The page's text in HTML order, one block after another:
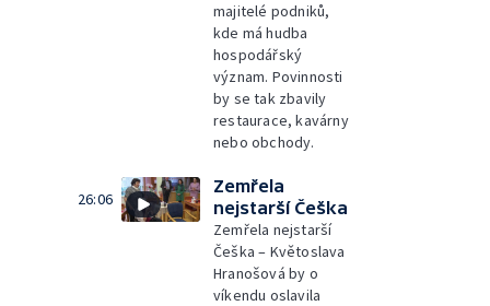
majitelé podniků,
kde má hudba
hospodářský
význam. Povinnosti
by se tak zbavily
restaurace, kavárny
nebo obchody.
26:06
Zemřela
nejstarší Češka
Zemřela nejstarší
Češka – Květoslava
Hranošová by o
víkendu oslavila